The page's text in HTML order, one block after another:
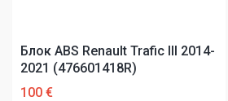
Блок ABS Renault Trafic III 2014-
2021 (476601418R)
100 €